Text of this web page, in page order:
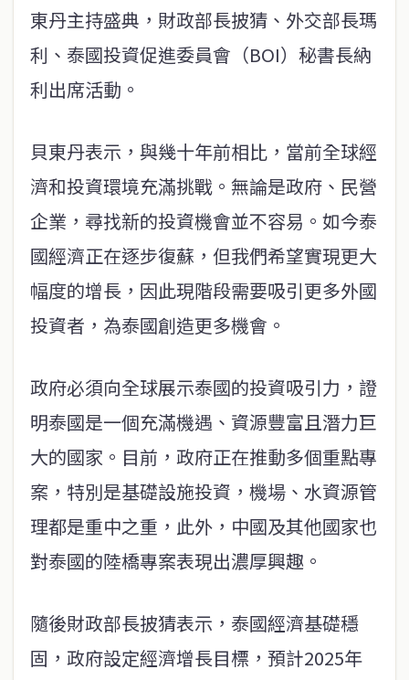
東丹主持盛典，財政部長披猜、外交部長瑪
利、泰國投資促進委員會（BOI）秘書長納
利出席活動。
貝東丹表示，與幾十年前相比，當前全球經
濟和投資環境充滿挑戰。無論是政府、民營
企業，尋找新的投資機會並不容易。如今泰
國經濟正在逐步復蘇，但我們希望實現更大
幅度的增長，因此現階段需要吸引更多外國
投資者，為泰國創造更多機會。
政府必須向全球展示泰國的投資吸引力，證
明泰國是一個充滿機遇、資源豐富且潛力巨
大的國家。目前，政府正在推動多個重點專
案，特別是基礎設施投資，機場、水資源管
理都是重中之重，此外，中國及其他國家也
對泰國的陸橋專案表現出濃厚興趣。
隨後財政部長披猜表示，泰國經濟基礎穩
固，政府設定經濟增長目標，預計2025年